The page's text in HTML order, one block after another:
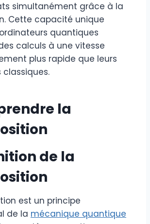
simultanément grâce à la
Cette capacité unique
quantiques
calculs à une vitesse
plus rapide que leurs
la
de la
est un principe
de la mécanique quantique